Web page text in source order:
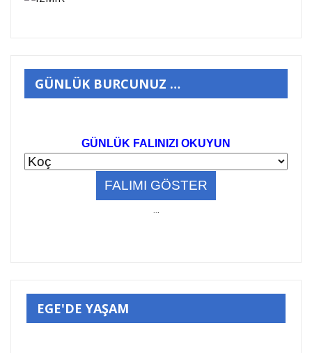
GÜNLÜK BURCUNUZ …
GÜNLÜK FALINIZI OKUYUN
EGE'DE YAŞAM